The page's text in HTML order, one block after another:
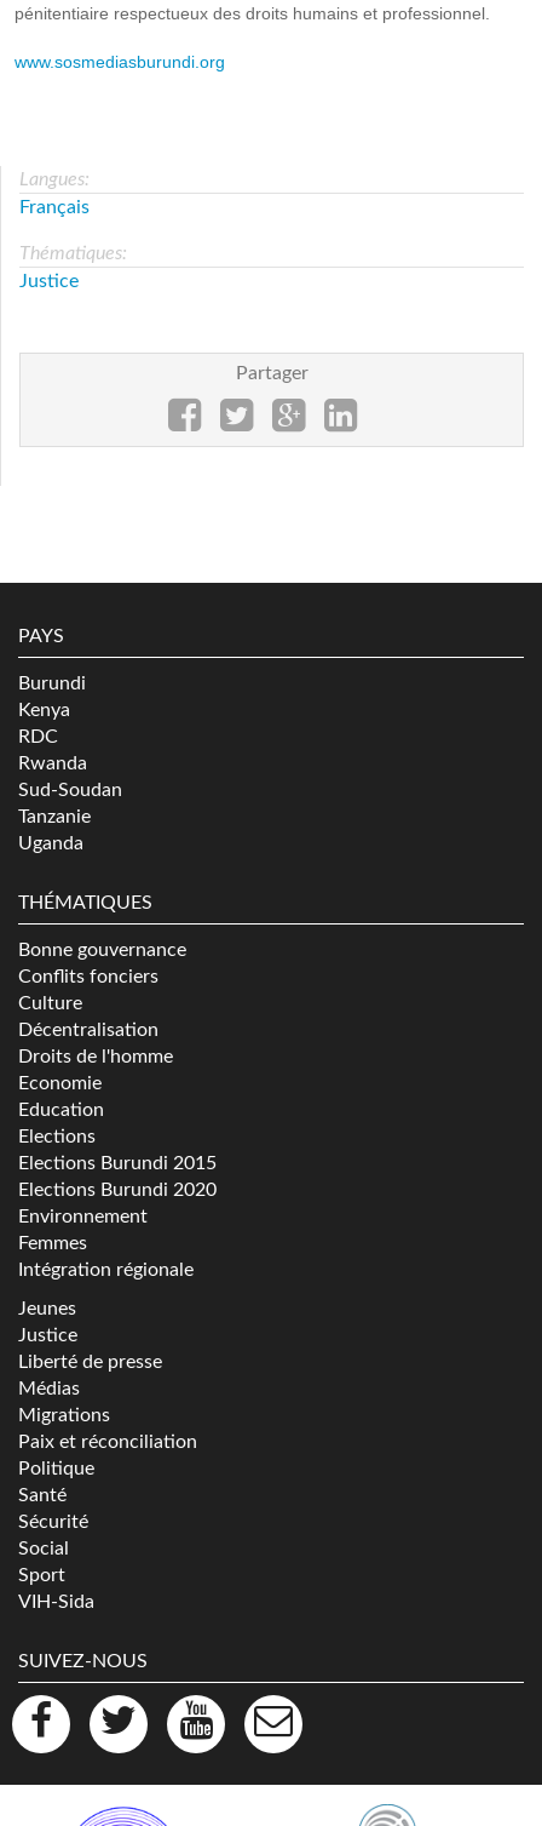
pénitentiaire respectueux des droits humains et professionnel.
www.sosmediasburundi.org
Langues:
Français
Thématiques:
Justice
Partager
PAYS
Burundi
Kenya
RDC
Rwanda
Sud-Soudan
Tanzanie
Uganda
THÉMATIQUES
Bonne gouvernance
Conflits fonciers
Culture
Décentralisation
Droits de l'homme
Economie
Education
Elections
Elections Burundi 2015
Elections Burundi 2020
Environnement
Femmes
Intégration régionale
Jeunes
Justice
Liberté de presse
Médias
Migrations
Paix et réconciliation
Politique
Santé
Sécurité
Social
Sport
VIH-Sida
SUIVEZ-NOUS